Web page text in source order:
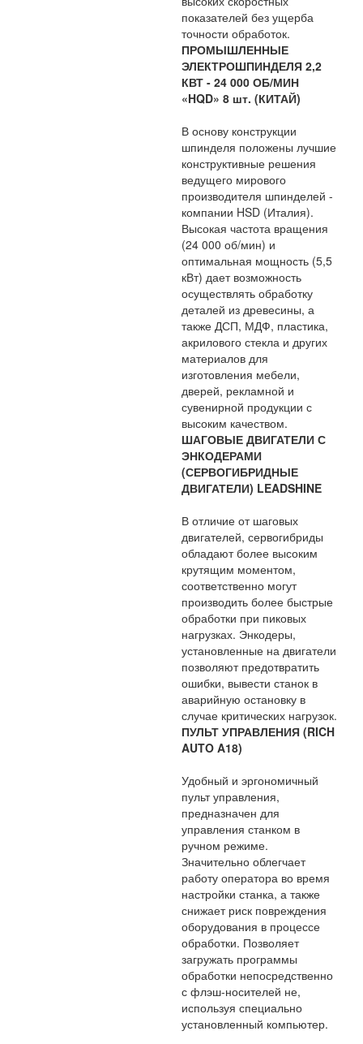
показателей без ущерба
точности обработок.
ПРОМЫШЛЕННЫЕ
ЭЛЕКТРОШПИНДЕЛЯ 2,2
КВТ - 24 000 ОБ/МИН
«HQD» 8 шт. (КИТАЙ)
В основу конструкции
шпинделя положены лучшие
конструктивные решения
ведущего мирового
производителя шпинделей -
компании HSD (Италия).
Высокая частота вращения
(24 000 об/мин) и
оптимальная мощность (5,5
кВт) дает возможность
осуществлять обработку
деталей из древесины, а
также ДСП, МДФ, пластика,
акрилового стекла и других
материалов для
изготовления мебели,
дверей, рекламной и
сувенирной продукции с
высоким качеством.
ШАГОВЫЕ ДВИГАТЕЛИ С
ЭНКОДЕРАМИ
(СЕРВОГИБРИДНЫЕ
ДВИГАТЕЛИ) LEADSHINE
В отличие от шаговых
двигателей, сервогибриды
обладают более высоким
крутящим моментом,
соответственно могут
производить более быстрые
обработки при пиковых
нагрузках. Энкодеры,
установленные на двигатели
позволяют предотвратить
ошибки, вывести станок в
аварийную остановку в
случае критических нагрузок.
ПУЛЬТ УПРАВЛЕНИЯ (RICH
AUTO A18)
Удобный и эргономичный
пульт управления,
предназначен для
управления станком в
ручном режиме.
Значительно облегчает
работу оператора во время
настройки станка, а также
снижает риск повреждения
оборудования в процессе
обработки. Позволяет
загружать программы
обработки непосредственно
с флэш-носителей не,
используя специально
установленный компьютер.